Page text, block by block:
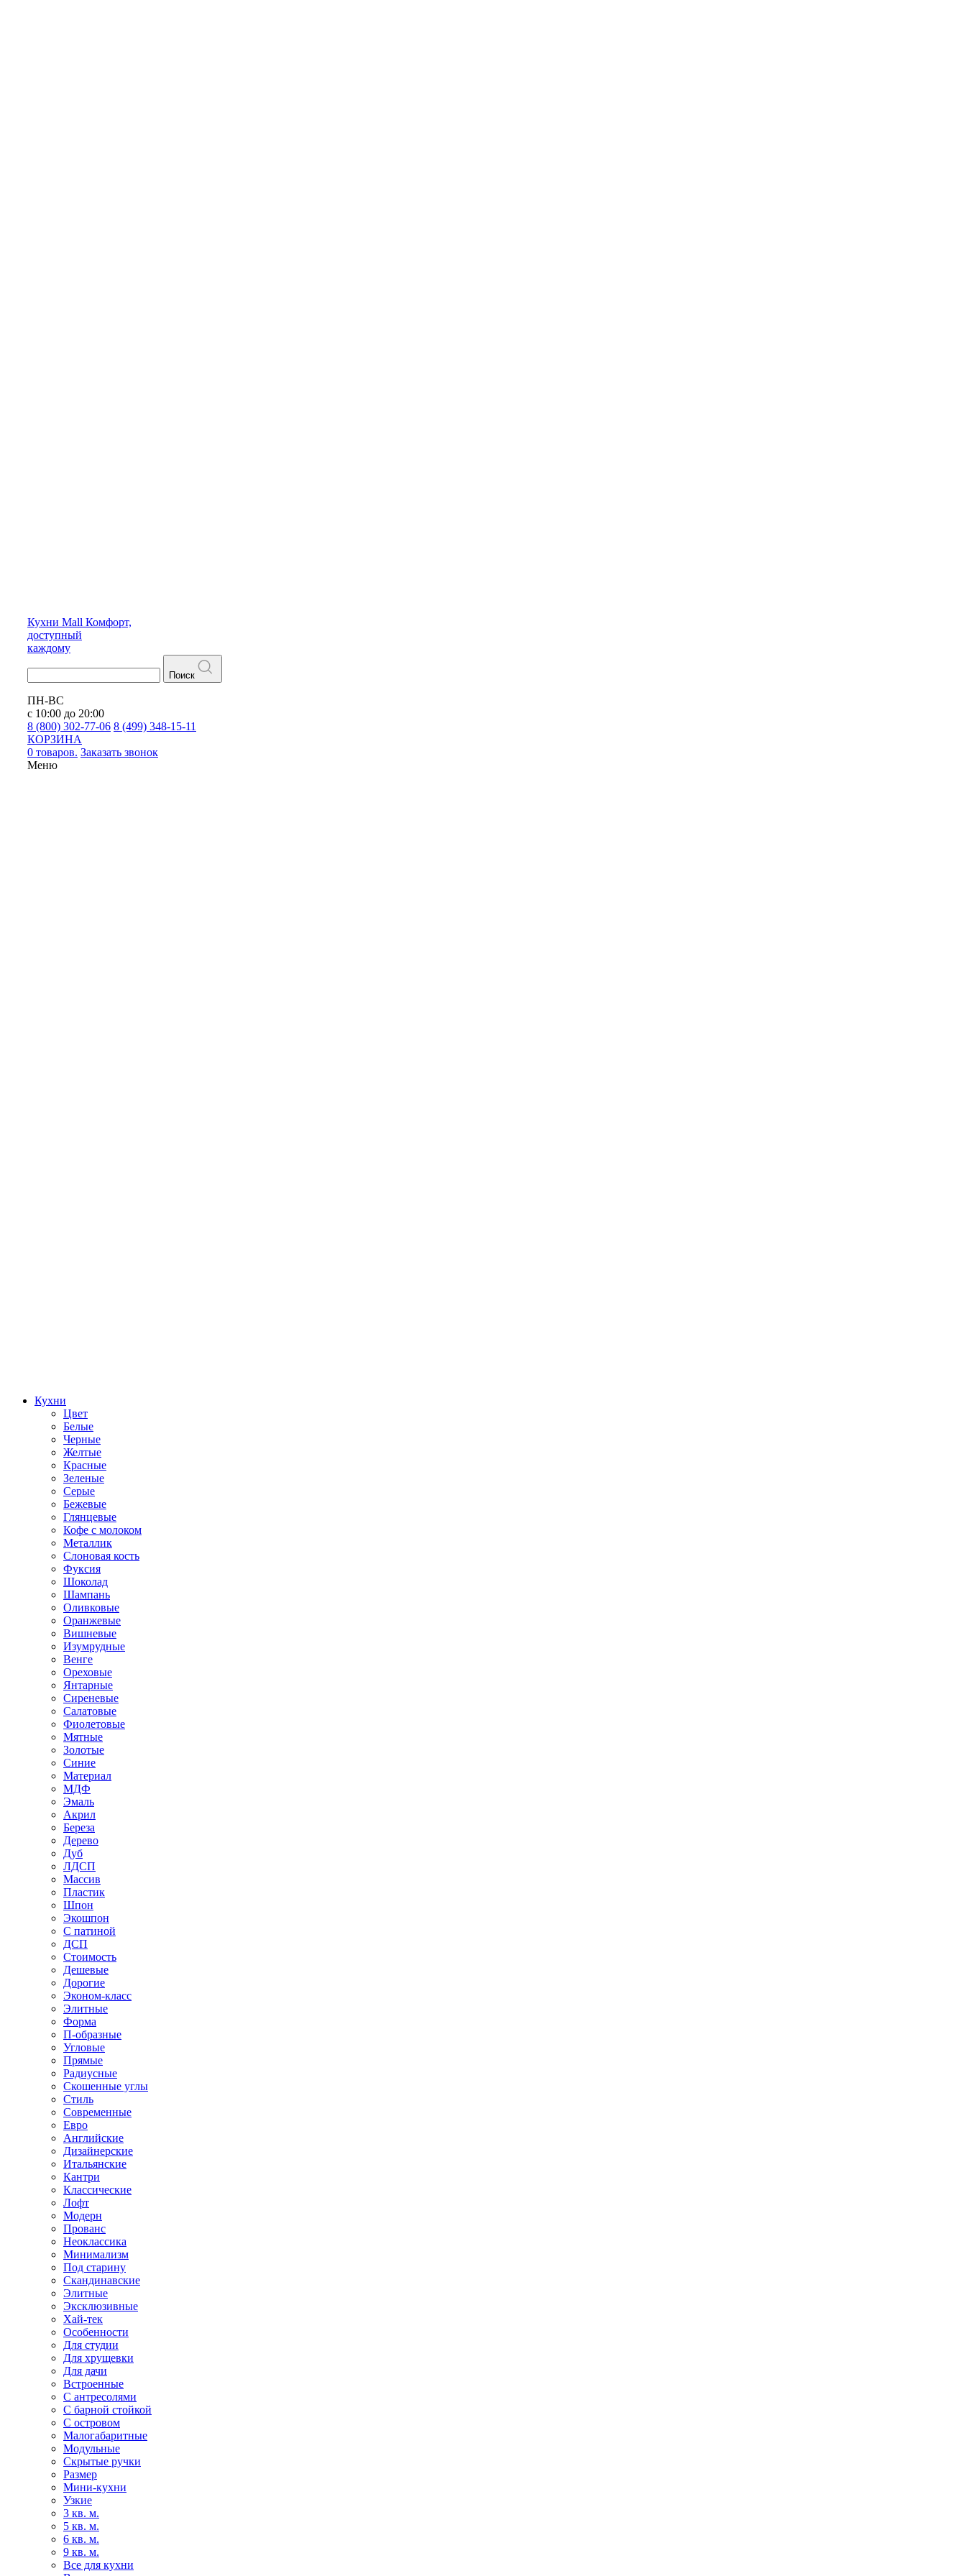
Кухни Mall Комфорт,
доступный
каждому
Поиск
ПН-ВС
с 10:00 до 20:00
8 (800) 302-77-06 8 (499) 348-15-11
КОРЗИНА
0 товаров. Заказать звонок
Меню
Кухни
Цвет
Белые
Черные
Желтые
Красные
Зеленые
Серые
Бежевые
Глянцевые
Кофе с молоком
Металлик
Слоновая кость
Фуксия
Шоколад
Шампань
Оливковые
Оранжевые
Вишневые
Изумрудные
Венге
Ореховые
Янтарные
Сиреневые
Салатовые
Фиолетовые
Мятные
Золотые
Синие
Материал
МДФ
Эмаль
Акрил
Береза
Дерево
Дуб
ЛДСП
Массив
Пластик
Шпон
Экошпон
С патиной
ДСП
Стоимость
Дешевые
Дорогие
Эконом-класс
Элитные
Форма
П-образные
Угловые
Прямые
Радиусные
Скошенные углы
Стиль
Современные
Евро
Английские
Дизайнерские
Итальянские
Кантри
Классические
Лофт
Модерн
Прованс
Неоклассика
Минимализм
Под старину
Скандинавские
Элитные
Эксклюзивные
Хай-тек
Особенности
Для студии
Для хрущевки
Для дачи
Встроенные
С антресолями
С барной стойкой
С островом
Малогабаритные
Модульные
Скрытые ручки
Размер
Мини-кухни
Узкие
3 кв. м.
5 кв. м.
6 кв. м.
9 кв. м.
Все для кухни